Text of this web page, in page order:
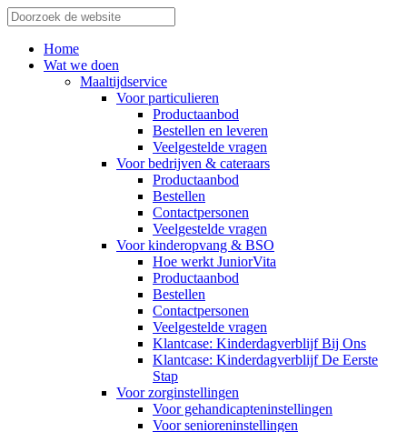
Home
Wat we doen
Maaltijdservice
Voor particulieren
Productaanbod
Bestellen en leveren
Veelgestelde vragen
Voor bedrijven & cateraars
Productaanbod
Bestellen
Contactpersonen
Veelgestelde vragen
Voor kinderopvang & BSO
Hoe werkt JuniorVita
Productaanbod
Bestellen
Contactpersonen
Veelgestelde vragen
Klantcase: Kinderdagverblijf Bij Ons
Klantcase: Kinderdagverblijf De Eerste
Stap
Voor zorginstellingen
Voor gehandicapteninstellingen
Voor senioreninstellingen